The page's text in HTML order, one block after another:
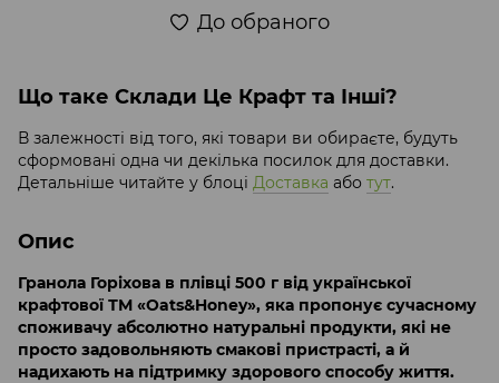
До обраного
Що таке Склади Це Крафт та Інші?
В залежності від того, які товари ви обираєте, будуть
сформовані одна чи декілька посилок для доставки.
Детальніше читайте у блоці Доставка або тут.
Опис
Гранола Горіхова в плівці 500 г від української
крафтової ТМ «Oats&Honey», яка пропонує сучасному
споживачу абсолютно натуральні продукти, які не
просто задовольняють смакові пристрасті, а й
надихають на підтримку здорового способу життя.